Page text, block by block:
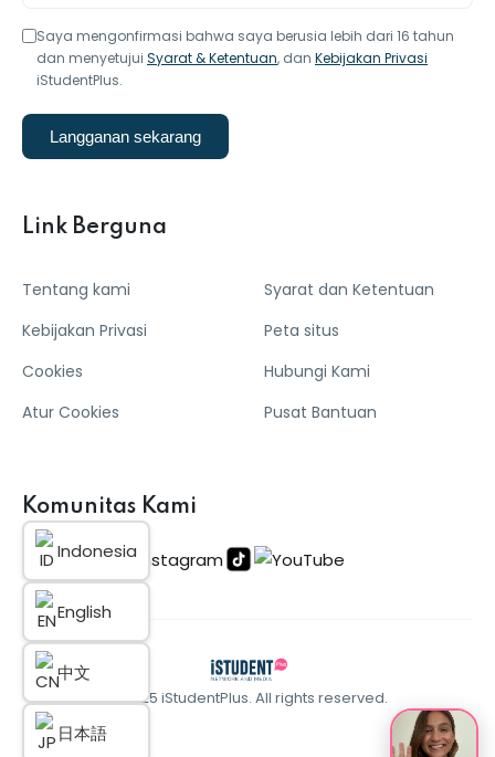
Saya mengonfirmasi bahwa saya berusia lebih dari 16 tahun
dan menyetujui Syarat & Ketentuan, dan Kebijakan Privasi
iStudentPlus.
Langganan sekarang
Link Berguna
Tentang kami
Kebijakan Privasi
Cookies
Atur Cookies
Syarat dan Ketentuan
Peta situs
Hubungi Kami
Pusat Bantuan
Komunitas Kami
© 2025 iStudentPlus. All rights reserved.
Indonesia
English
中文
日本語